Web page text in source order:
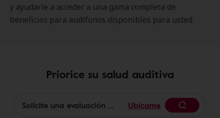
y ayudarle a acceder a una gama completa de
beneficios para audífonos disponibles para usted.
Priorice su salud auditiva
Ubícame